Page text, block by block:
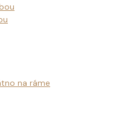
na ráme